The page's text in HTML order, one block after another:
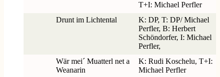
T+I: Michael Perfler
Drunt im Lichtental
K: DP, T: DP/ Michael
Perfler, B: Herbert
Schöndorfer, I: Michael
Perfler,
Wär mei´ Muatterl net a
Weanarin
K: Rudi Koschelu, T+I:
Michael Perfler